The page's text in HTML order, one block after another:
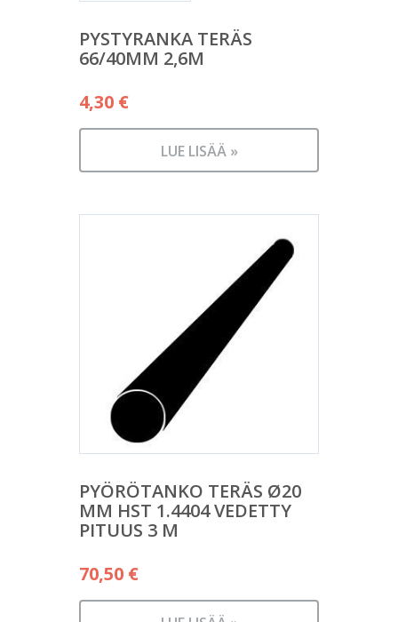
PYSTYRANKA TERÄS
66/40MM 2,6M
4,30 €
LUE LISÄÄ »
PYÖRÖTANKO TERÄS Ø20
MM HST 1.4404 VEDETTY
PITUUS 3 M
70,50 €